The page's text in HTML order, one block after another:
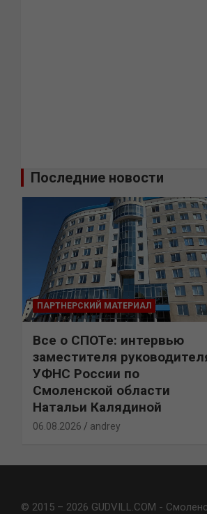
Последние новости
ПАРТНЕРСКИЙ МАТЕРИАЛ
Все о СПОТе: интервью
заместителя
УФНС России по
Смоленской области
Натальи Калядиной
06.08.2026 andrey
© 2015 – 2026 GUDVILL.COM -